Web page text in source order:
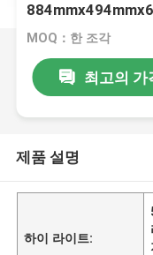
MOQ：한 조각
최고의 가
제품 설명
하이 라이트: